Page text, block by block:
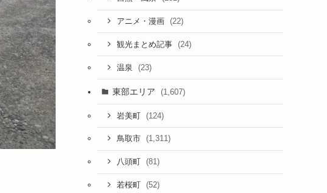
アニメ・漫画 (22)
観光まとめ記事 (24)
温泉 (23)
東部エリア (1,607)
岩美町 (124)
鳥取市 (1,311)
八頭町 (81)
若桜町 (52)